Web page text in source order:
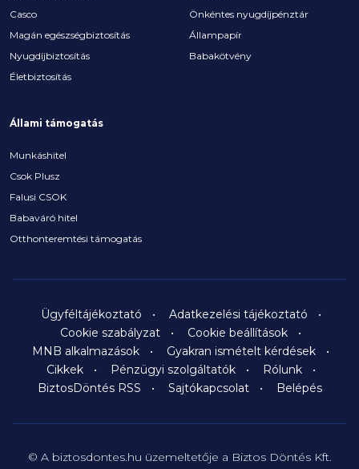
Casco
Magán egészségbiztosítás
Nyugdíjbiztosítás
Életbiztosítás
Önkéntes nyugdíjpénztár
Állampapír
Babakötvény
Állami támogatás
Munkáshitel
Csok Plusz
Falusi CSOK
Babaváró hitel
Otthonteremtési támogatás
Ügyféltájékoztató
Adatkezelési tájékoztató
Cookie szabályzat
Cookie beállítások
MNB alkalmazások
Gyakran ismételt kérdések
Cikkek
Pénzügyi szolgáltatók
Rólunk
BiztosDöntés RSS
Sajtókapcsolat Belépés
© A biztosdontes.hu üzemeltetője a Biztos Döntés Kft.